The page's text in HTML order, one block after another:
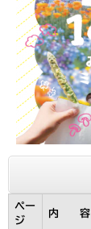
ペー
ジ
内 容